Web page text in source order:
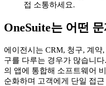
접 소통하세요.
OneSuite는 어떤
에이전시는 CRM, 청구, 계
구를 다루는 경우가 많습니
의 앱에 통합해 소프트웨어
순화하며 고객에게 단일 접